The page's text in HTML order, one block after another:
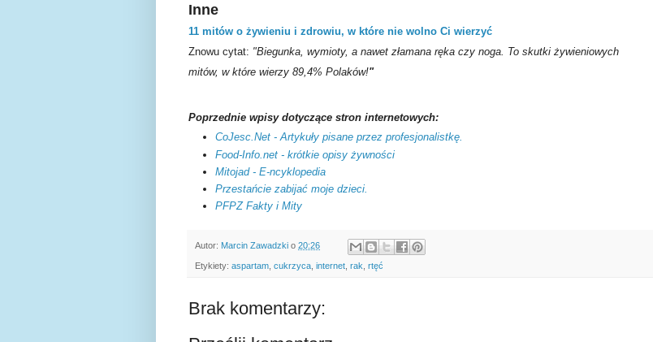
Inne
11 mitów o żywieniu i zdrowiu, w które nie wolno Ci wierzyć
Znowu cytat: "Biegunka, wymioty, a nawet złamana ręka czy noga. To skutki żywieniowych
mitów, w które wierzy 89,4% Polaków!"
Poprzednie wpisy dotyczące stron internetowych:
CoJesc.Net - Artykuły pisane przez profesjonalistkę.
Food-Info.net - krótkie opisy żywności
Mitojad - E-ncyklopedia
Przestańcie zabijać moje dzieci.
PFPZ Fakty i Mity
Autor: Marcin Zawadzki o 20:26
Etykiety: aspartam cukrzyca internet rak rtęć
Brak komentarzy: